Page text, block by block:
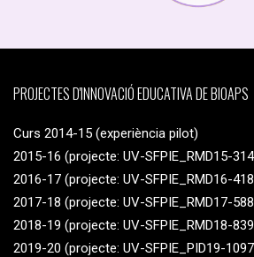
PROJECTES D'INNOVACIÓ EDUCATIVA DE BIOAPS
Curs 2014-15 (experiència pilot)
2015-16 (projecte: UV-SFPIE_RMD15-
2016-17 (projecte: UV-SFPIE_RMD16-
2017-18 (projecte: UV-SFPIE_RMD17-
2018-19 (projecte: UV-SFPIE_RMD18-
2019-20 (projecte: UV-SFPIE_PID19-